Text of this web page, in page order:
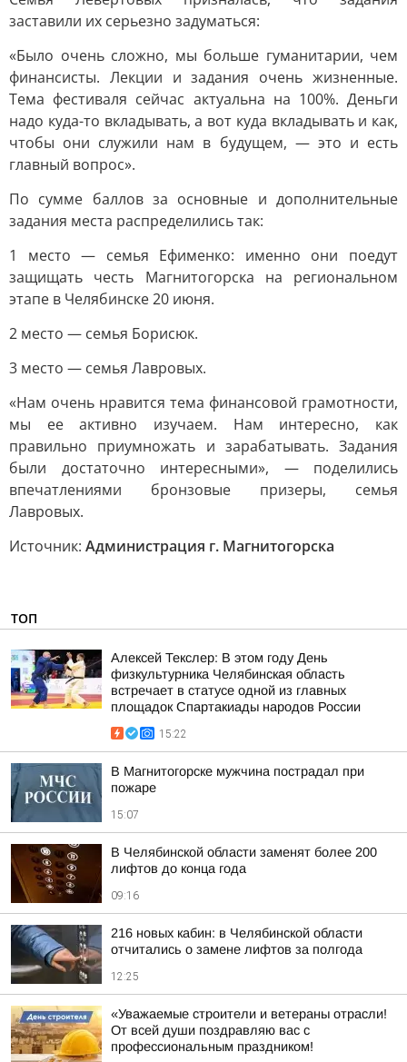
заставили их серьезно задуматься:
«Было очень сложно, мы больше гуманитарии, чем
финансисты. Лекции и задания очень жизненные.
Тема фестиваля сейчас актуальна на 100%. Деньги
надо куда-то вкладывать, а вот куда вкладывать и как,
чтобы они служили нам в будущем, — это и есть
главный вопрос».
По сумме баллов за основные и дополнительные
задания места распределились так:
1 место — семья Ефименко: именно они поедут
защищать честь Магнитогорска на региональном
этапе в Челябинске 20 июня.
2 место — семья Борисюк.
3 место — семья Лавровых.
«Нам очень нравится тема финансовой грамотности,
мы ее активно изучаем. Нам интересно, как
правильно приумножать и зарабатывать. Задания
были достаточно интересными», — поделились
впечатлениями бронзовые призеры, семья
Лавровых.
Источник: Администрация г. Магнитогорска
ТОП
Алексей Текслер: В этом году День
физкультурника Челябинская область
встречает в статусе одной из главных
площадок Спартакиады народов России
15:22
В Магнитогорске мужчина пострадал при
пожаре
15:07
В Челябинской области заменят более 200
лифтов до конца года
09:16
216 новых кабин: в Челябинской области
отчитались о замене лифтов за полгода
12:25
«Уважаемые строители и ветераны отрасли!
От всей души поздравляю вас с
профессиональным праздником!